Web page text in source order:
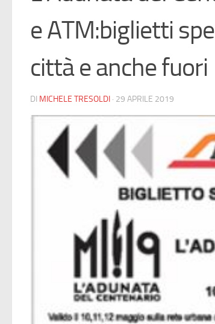
e ATM:biglietti
città e anche fuori
DI MICHELE TRESOLDI · 29 APRILE 2019